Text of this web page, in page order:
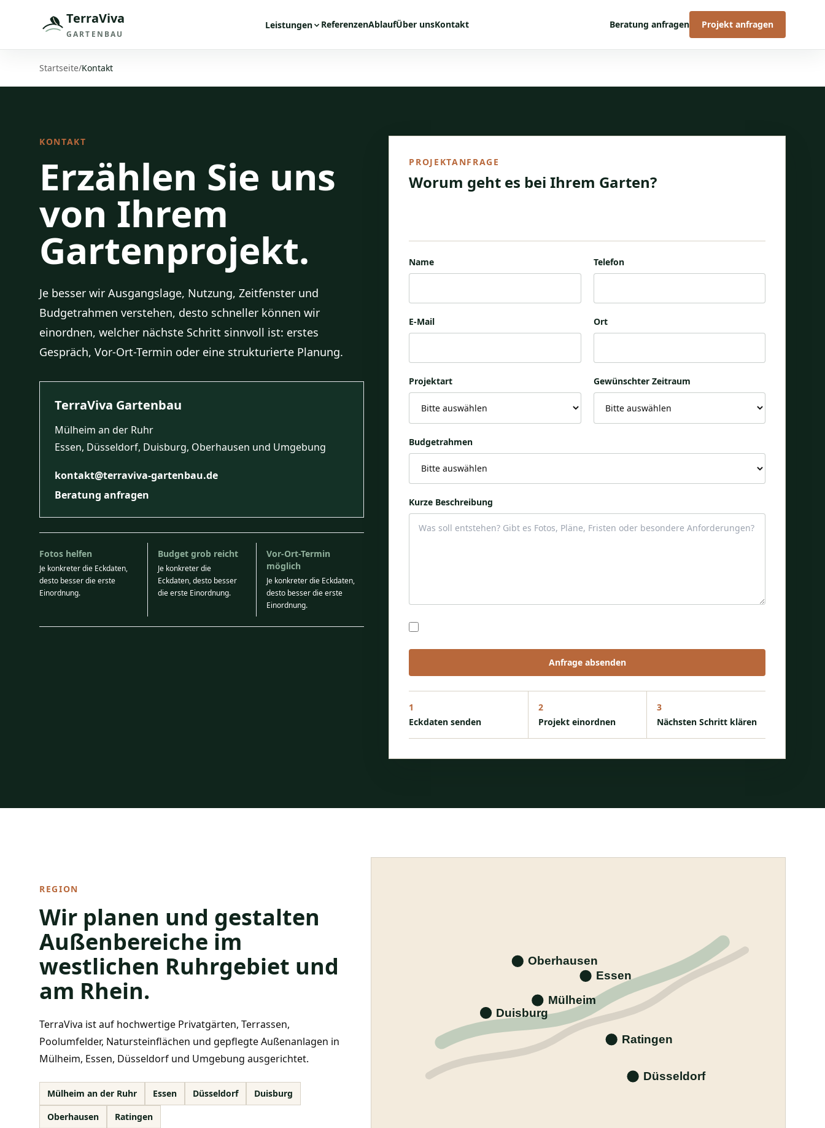
TerraViva
GARTENBAU
Leistungen ReferenzenAblaufÜber unsKontakt Beratung anfragen Projekt anfragen
Startseite/Kontakt
KONTAKT
Erzählen Sie uns
von Ihrem
Gartenprojekt.
Je besser wir Ausgangslage, Nutzung, Zeitfenster und
Budgetrahmen verstehen, desto schneller können wir
einordnen, welcher nächste Schritt sinnvoll ist: erstes
Gespräch, Vor-Ort-Termin oder eine strukturierte Planung.
TerraViva Gartenbau
Mülheim an der Ruhr
Essen, Düsseldorf, Duisburg, Oberhausen und Umgebung
kontakt@terraviva-gartenbau.de
Beratung anfragen
Fotos helfen
Je konkreter die Eckdaten,
desto besser die erste
Einordnung.
Budget grob reicht
Je konkreter die
Eckdaten, desto besser
die erste Einordnung.
Vor-Ort-Termin
möglich
Je konkreter die Eckdaten,
desto besser die erste
Einordnung.
PROJEKTANFRAGE
Worum geht es bei Ihrem Garten?
Name Telefon
E-Mail Ort
Projektart Gewünschter Zeitraum
Budgetrahmen
Kurze Beschreibung
Anfrage absenden
1
Eckdaten senden
2
Projekt einordnen
3
Nächsten Schritt klären
REGION
Wir planen und gestalten
Außenbereiche im
westlichen Ruhrgebiet und
am Rhein.
TerraViva ist auf hochwertige Privatgärten, Terrassen,
Poolumfelder, Natursteinflächen und gepflegte Außenanlagen in
Mülheim, Essen, Düsseldorf und Umgebung ausgerichtet.
Mülheim an der Ruhr Essen Düsseldorf
Duisburg
Oberhausen
Ratingen
Mülheim
Essen
Duisburg
Oberhausen
Ratingen
Düsseldorf